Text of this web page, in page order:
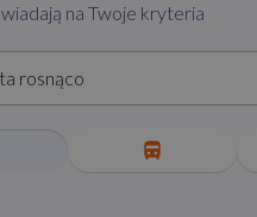
na Twoje kryteria
rosnąco